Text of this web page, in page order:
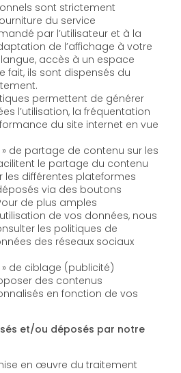
sont strictement
du service
par l’utilisateur et à la
de l’affichage à votre
accès à un espace
fait, ils sont dispensés du
permettent de générer
l’utilisation, la fréquentation
du site internet en vue
» de partage de contenu sur les
le partage du contenu
les différentes plateformes
via des boutons
de plus amples
de vos données, nous
les politiques de
des réseaux sociaux
» de ciblage (publicité)
des contenus
en fonction de vos
et/ou déposés par notre
en œuvre du traitement